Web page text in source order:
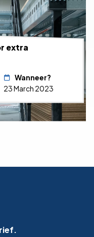
extra
Wanneer?
23 March 2023